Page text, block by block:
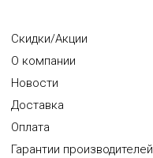
Скидки/Акции
О компании
Новости
Доставка
Оплата
Гарантии производителей